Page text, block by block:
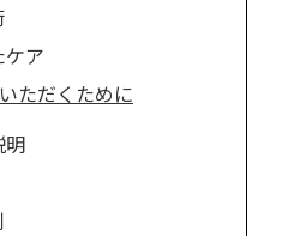
ア
ただくために
明